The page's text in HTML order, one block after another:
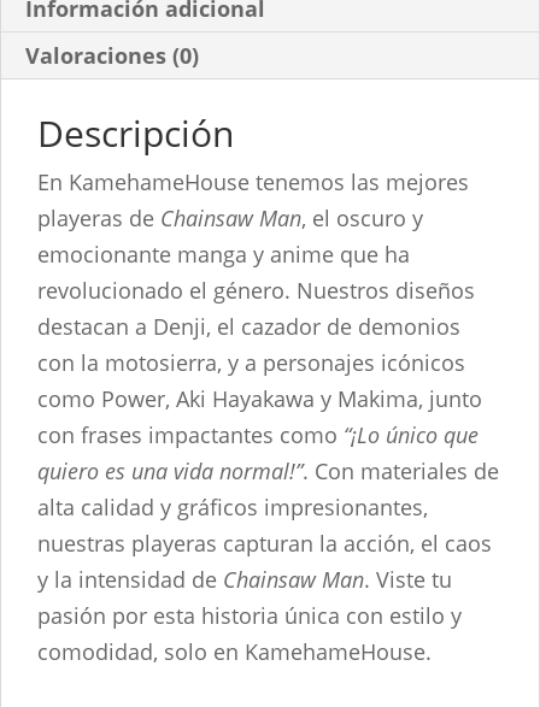
Información adicional
Valoraciones (0)
Descripción
En KamehameHouse tenemos las mejores
playeras de Chainsaw Man, el oscuro y
emocionante manga y anime que ha
revolucionado el género. Nuestros diseños
destacan a Denji, el cazador de demonios
con la motosierra, y a personajes icónicos
como Power, Aki Hayakawa y Makima, junto
con frases impactantes como “¡Lo único que
quiero es una vida normal!”. Con materiales de
alta calidad y gráficos impresionantes,
nuestras playeras capturan la acción, el caos
y la intensidad de Chainsaw Man. Viste tu
pasión por esta historia única con estilo y
comodidad, solo en KamehameHouse.